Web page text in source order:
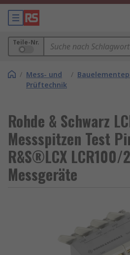
Teile-Nr.
/ Mess- und
Prüftechnik
/
Rohde & Schwarz
Messspitzen Test
R&S®LCX LCR100/
Messgeräte